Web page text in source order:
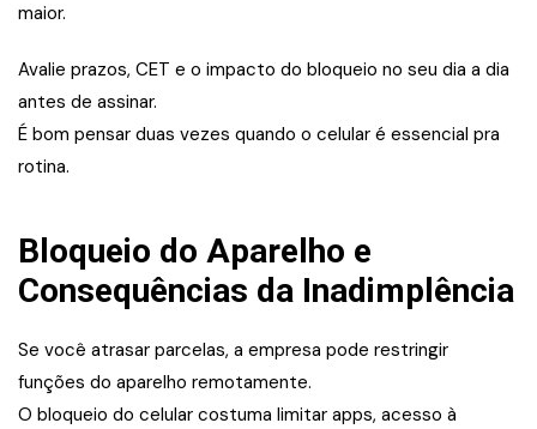
maior.
Avalie prazos, CET e o impacto do bloqueio no seu dia a dia
antes de assinar.
É bom pensar duas vezes quando o celular é essencial pra
rotina.
Bloqueio do Aparelho e
Consequências da Inadimplência
Se você atrasar parcelas, a empresa pode restringir
funções do aparelho remotamente.
O bloqueio do celular costuma limitar apps, acesso à